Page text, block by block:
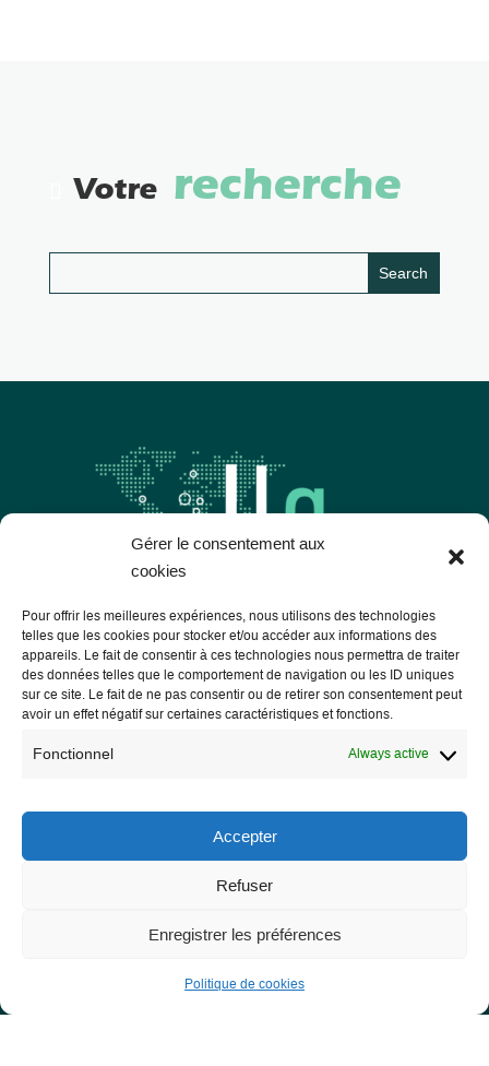
Gérer le consentement aux
cookies
Pour offrir les meilleures expériences, nous utilisons des technologies
telles que les cookies pour stocker et/ou accéder aux informations des
appareils. Le fait de consentir à ces technologies nous permettra de traiter
des données telles que le comportement de navigation ou les ID uniques
sur ce site. Le fait de ne pas consentir ou de retirer son consentement peut
avoir un effet négatif sur certaines caractéristiques et fonctions.
Fonctionnel Always active
Accepter
Refuser
Enregistrer les préférences
Politique de cookies
Votrerecherche
Les Libres Géographes
28 rue Hoche